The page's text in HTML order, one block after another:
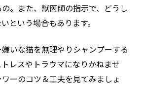
。また、獣医師の指示で、どうし
という場合もあります。
いな猫を無理やりシャンプーする
レスやトラウマになりかねませ
ーのコツ＆工夫を見てみましょ